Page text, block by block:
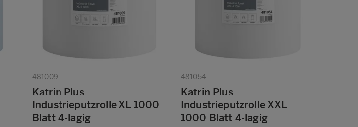
481009
Katrin Plus
Industrieputzrolle XL 1000
Blatt 4-lagig
481054
Katrin Plus
Industrieputzrolle XXL
1000 Blatt 4-lagig